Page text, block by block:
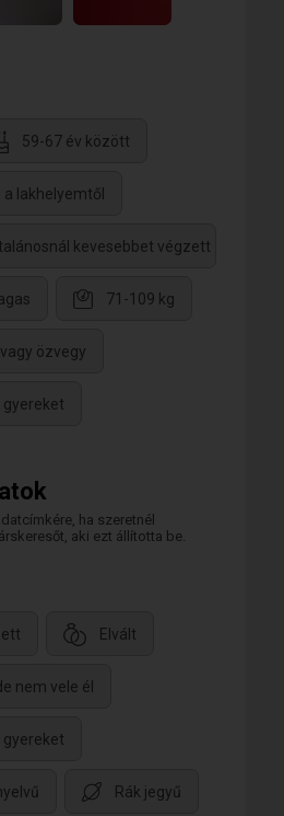
59-67 év között
a lakhelyemtől
kevesebbet végzett
71-109 kg
özvegy
gyereket
ha szeretnél
aki ezt állította be.
Elvált
nem vele él
gyereket
Rák jegyű